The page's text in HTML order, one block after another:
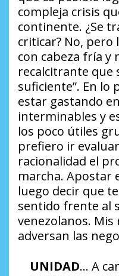
compleja crisis
continente. ¿Se
criticar? No, pero
con cabeza fría y
recalcitrante que
suficiente”. En lo
estar gastando
interminables y
los poco útiles
prefiero ir
racionalidad el
marcha. Apostar
luego decir que
sentido frente al
venezolanos.
adversan las
UNIDAD… A